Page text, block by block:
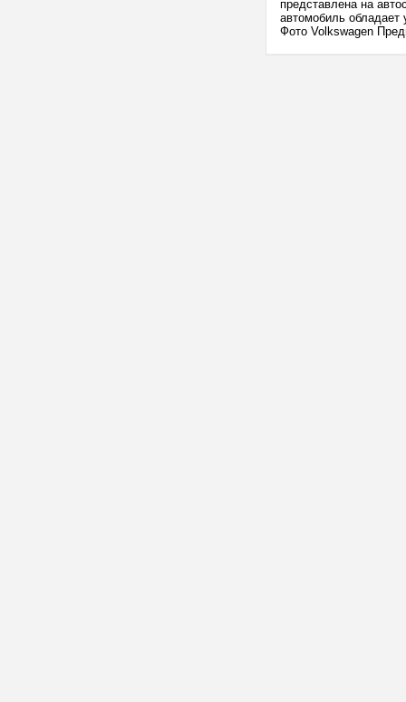
представлена на
автомобиль обладает
Фото Volkswagen